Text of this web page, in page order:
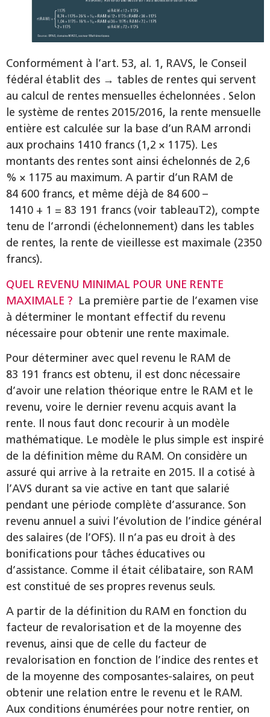
Conformément à l’art. 53, al. 1, RAVS, le Conseil
fédéral établit des → tables de rentes qui servent
au calcul de rentes mensuelles échelonnées . Selon
le système de rentes 2015/2016, la rente mensuelle
entière est calculée sur la base d’un RAM arrondi
aux prochains 1410 francs (1,2 × 1175). Les
montants des rentes sont ainsi échelonnés de 2,6
% × 1175 au maximum. A partir d’un RAM de
84 600 francs, et même déjà de 84 600 –
1410 + 1 = 83 191 francs (voir tableauT2), compte
tenu de l’arrondi (échelonnement) dans les tables
de rentes, la rente de vieillesse est maximale (2350
francs).
QUEL REVENU MINIMAL POUR UNE RENTE
MAXIMALE ? La première partie de l’examen vise
à déterminer le montant effectif du revenu
nécessaire pour obtenir une rente maximale.
Pour déterminer avec quel revenu le RAM de
83 191 francs est obtenu, il est donc nécessaire
d’avoir une relation théorique entre le RAM et le
revenu, voire le dernier revenu acquis avant la
rente. Il nous faut donc recourir à un modèle
mathématique. Le modèle le plus simple est inspiré
de la définition même du RAM. On considère un
assuré qui arrive à la retraite en 2015. Il a cotisé à
l’AVS durant sa vie active en tant que salarié
pendant une période complète d’assurance. Son
revenu annuel a suivi l’évolution de l’indice général
des salaires (de l’OFS). Il n’a pas eu droit à des
bonifications pour tâches éducatives ou
d’assistance. Comme il était célibataire, son RAM
est constitué de ses propres revenus seuls.
A partir de la définition du RAM en fonction du
facteur de revalorisation et de la moyenne des
revenus, ainsi que de celle du facteur de
revalorisation en fonction de l’indice des rentes et
de la moyenne des composantes-salaires, on peut
obtenir une relation entre le revenu et le RAM.
Aux conditions énumérées pour notre rentier, on